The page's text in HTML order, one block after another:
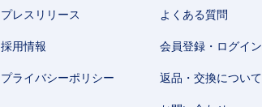
プレスリリース
採用情報
プライバシーポリシー
よくある質問
会員登録・ログイン
返品・交換について